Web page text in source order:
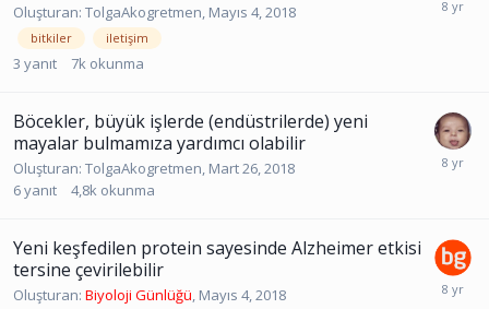
Oluşturan: TolgaAkogretmen, Mayıs 4, 2018
bitkiler iletişim
3 yanıt 7k okunma
Böcekler, büyük işlerde (endüstrilerde) yeni
mayalar bulmamıza yardımcı olabilir
Oluşturan: TolgaAkogretmen, Mart 26, 2018
6yanıt 4,8k okunma
Yeni keşfedilen protein sayesinde Alzheimer etkisi
tersine çevirilebilir
Oluşturan: Biyoloji Günlüğü, Mayıs 4, 2018